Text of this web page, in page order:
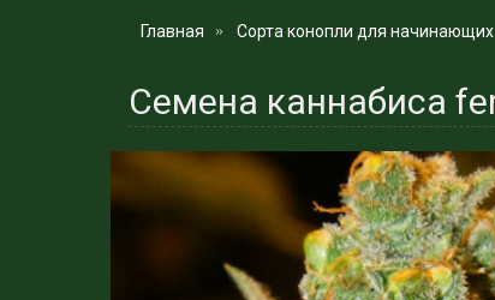
Главная Сорта конопли для начинающих